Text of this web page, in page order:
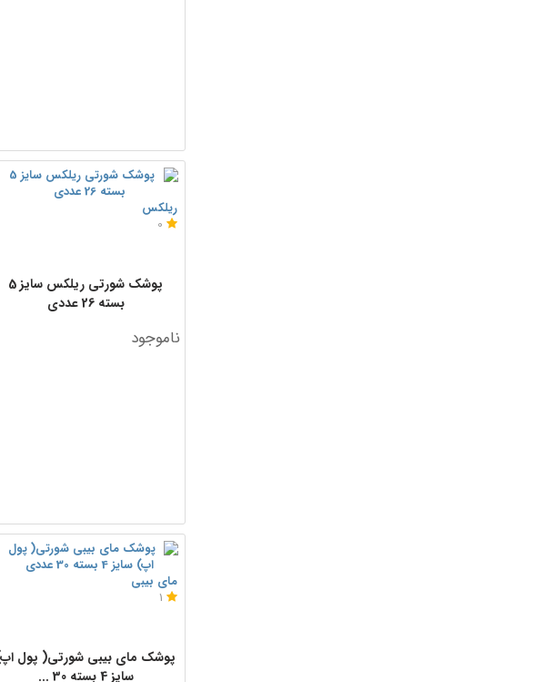
ریلکس
0
پوشک شورتی ریلکس سایز 5
بسته 26 عددی
ناموجود
مای بیبی
1
پوشک مای بیبی شورتی( پول
سایز 4 بسته 30 ...